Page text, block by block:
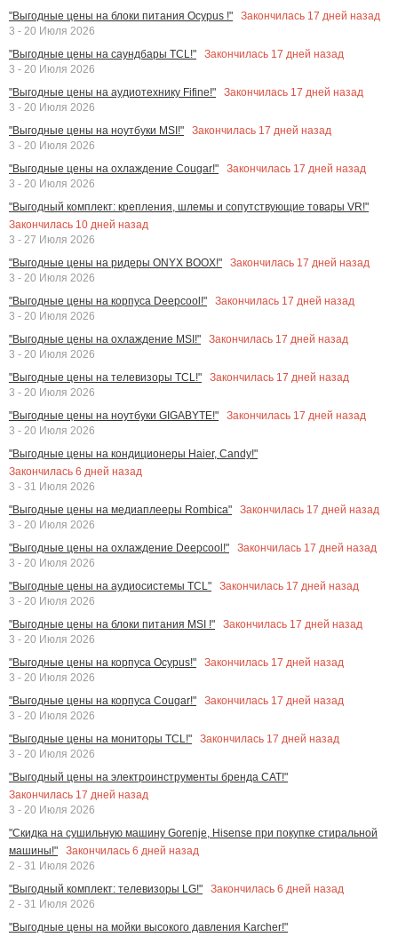
"Выгодные цены на блоки питания Ocypus !"
Закончилась 17 дней назад
3 - 20 Июля 2026
"Выгодные цены на саундбары TCL!"
Закончилась 17 дней назад
3 - 20 Июля 2026
"Выгодные цены на аудиотехнику Fifine!"
Закончилась 17 дней назад
3 - 20 Июля 2026
"Выгодные цены на ноутбуки MSI!"
Закончилась 17 дней назад
3 - 20 Июля 2026
"Выгодные цены на охлаждение Cougar!"
Закончилась 17 дней назад
3 - 20 Июля 2026
"Выгодный комплект: крепления, шлемы и сопутствующие товары VR!"
Закончилась 10 дней назад
3 - 27 Июля 2026
"Выгодные цены на ридеры ONYX BOOX!"
Закончилась 17 дней назад
3 - 20 Июля 2026
"Выгодные цены на корпуса Deepcool!"
Закончилась 17 дней назад
3 - 20 Июля 2026
"Выгодные цены на охлаждение MSI!"
Закончилась 17 дней назад
3 - 20 Июля 2026
"Выгодные цены на телевизоры TCL!"
Закончилась 17 дней назад
3 - 20 Июля 2026
"Выгодные цены на ноутбуки GIGABYTE!"
Закончилась 17 дней назад
3 - 20 Июля 2026
"Выгодные цены на кондиционеры Haier, Candy!"
Закончилась 6 дней назад
3 - 31 Июля 2026
"Выгодные цены на медиаплееры Rombica"
Закончилась 17 дней назад
3 - 20 Июля 2026
"Выгодные цены на охлаждение Deepcool!"
Закончилась 17 дней назад
3 - 20 Июля 2026
"Выгодные цены на аудиосистемы TCL"
Закончилась 17 дней назад
3 - 20 Июля 2026
"Выгодные цены на блоки питания MSI !"
Закончилась 17 дней назад
3 - 20 Июля 2026
"Выгодные цены на корпуса Ocypus!"
Закончилась 17 дней назад
3 - 20 Июля 2026
"Выгодные цены на корпуса Cougar!"
Закончилась 17 дней назад
3 - 20 Июля 2026
"Выгодные цены на мониторы TCL!"
Закончилась 17 дней назад
3 - 20 Июля 2026
"Выгодный цены на электроинструменты бренда CAT!"
Закончилась 17 дней назад
3 - 20 Июля 2026
"Скидка на сушильную машину Gorenje, Hisense при покупке стиральной
машины!"
Закончилась 6 дней назад
2 - 31 Июля 2026
"Выгодный комплект: телевизоры LG!"
Закончилась 6 дней назад
2 - 31 Июля 2026
"Выгодные цены на мойки высокого давления Karcher!"